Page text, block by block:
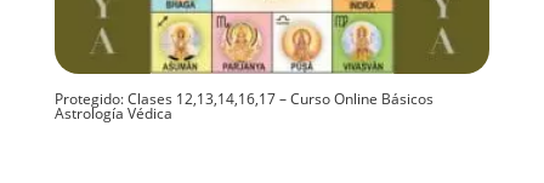
Protegido: Clases 12,13,14,16,17 – Curso Online Básicos
Astrología Védica